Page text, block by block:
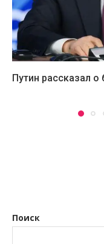
Путин рассказал о
Поиск